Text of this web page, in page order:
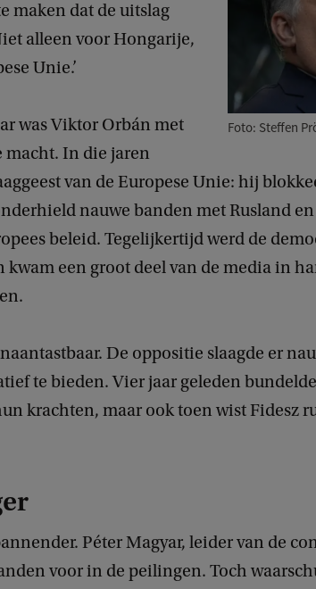
Foto: Steffen
maken dat de uitslag
alleen voor Hongarije,
Unie.’
was Viktor Orbán met
macht. In die jaren
van de Europese Unie: hij
nauwe banden met Rusland en
beleid. Tegelijkertijd werd de
kwam een groot deel van de media in
De oppositie slaagde er
te bieden. Vier jaar geleden
krachten, maar ook toen wist Fidesz
Péter Magyar, leider van de
voor in de peilingen. Toch